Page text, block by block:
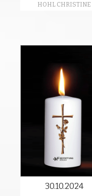
HOHL CHRISTINE
30.10.2024